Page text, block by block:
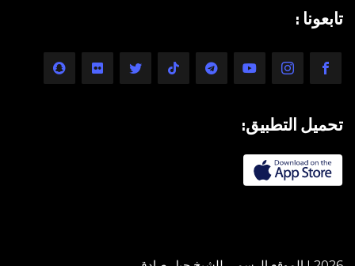
تابعونا :
تحميل التطبيق: